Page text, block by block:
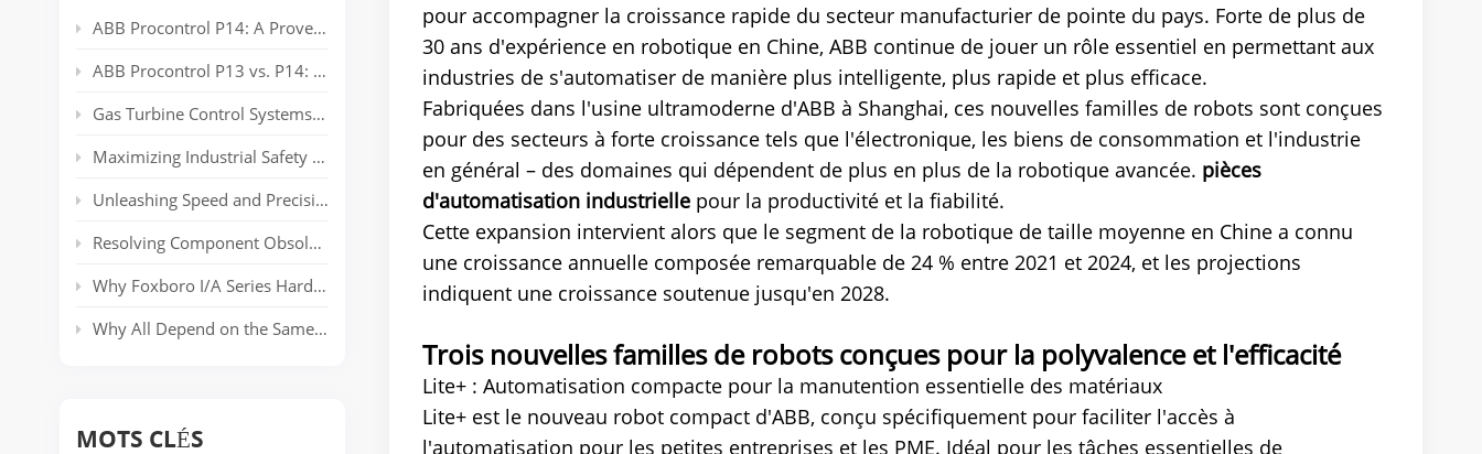
ABB Procontrol P14: A Proven Power Plant Automation System Supporting Reliable Generation for Decades
ABB Procontrol P13 vs. P14: Technical Comparison and Spare Parts Guide
Gas Turbine Control Systems: Common Automation Platforms and Spare Parts Used in Power Generation
Maximizing Industrial Safety and Connectivity with the HIMA HIMatrix Series
Unleashing Speed and Precision: The Power of ABB’s AC 800PEC Control System
Resolving Component Obsolescence in ICS Triplex Trusted® T8000 Series Safety Systems
Why Foxboro I/A Series Hardware Still Dominates Long-Life Process Plants
Why All Depend on the Same Safety Platform: Triconex
MOTS CLÉS
pour accompagner la croissance rapide du secteur manufacturier de pointe du pays. Forte de plus de
30 ans d'expérience en robotique en Chine, ABB continue de jouer un rôle essentiel en permettant aux
industries de s'automatiser de manière plus intelligente, plus rapide et plus efficace.
Fabriquées dans l'usine ultramoderne d'ABB à Shanghai, ces nouvelles familles de robots sont conçues
pour des secteurs à forte croissance tels que l'électronique, les biens de consommation et l'industrie
en général – des domaines qui dépendent de plus en plus de la robotique avancée. pièces
d'automatisation industrielle pour la productivité et la fiabilité.
Cette expansion intervient alors que le segment de la robotique de taille moyenne en Chine a connu
une croissance annuelle composée remarquable de 24 % entre 2021 et 2024, et les projections
indiquent une croissance soutenue jusqu'en 2028.
Trois nouvelles familles de robots conçues pour la polyvalence et l'efficacité
Lite+ : Automatisation compacte pour la manutention essentielle des matériaux
Lite+ est le nouveau robot compact d'ABB, conçu spécifiquement pour faciliter l'accès à
l'automatisation pour les petites entreprises et les PME. Idéal pour les tâches essentielles de